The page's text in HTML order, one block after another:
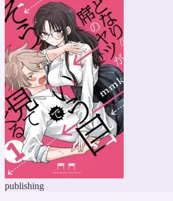
publishing